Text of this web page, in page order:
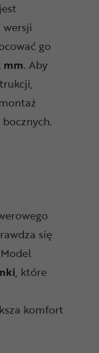
wersji
go
mm. Aby
się
, które
komfort